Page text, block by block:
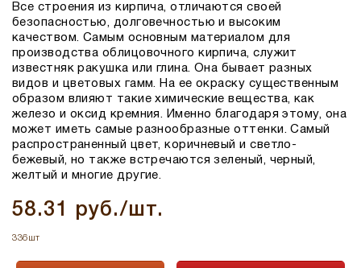
Все строения из кирпича, отличаются своей
безопасностью, долговечностью и высоким
качеством. Самым основным материалом для
производства облицовочного кирпича, служит
известняк ракушка или глина. Она бывает разных
видов и цветовых гамм. На ее окраску существенным
образом влияют такие химические вещества, как
железо и оксид кремния. Именно благодаря этому, она
может иметь самые разнообразные оттенки. Самый
распространенный цвет, коричневый и светло-
бежевый, но также встречаются зеленый, черный,
желтый и многие другие.
58.31 руб./шт.
336шт